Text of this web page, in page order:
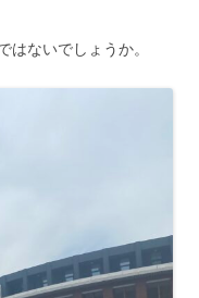
ないでしょうか。